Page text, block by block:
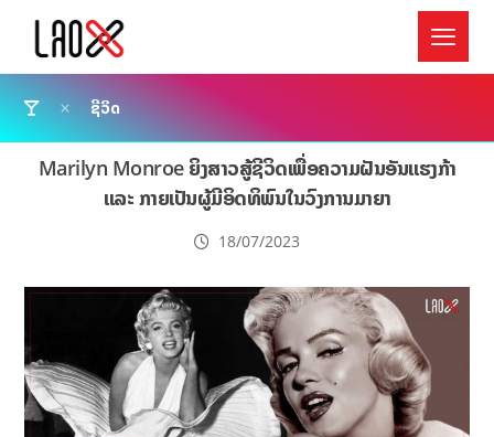
ຊີວິດ
Marilyn Monroe ຍິງສາວສູ້ຊີວິດເພື່ອຄວາມຝັນອັນແຮງກ້າ
ແລະ ກາຍເປັນຜູ້ມີອິດທິພົນໃນວົງການມາຍາ
18/07/2023